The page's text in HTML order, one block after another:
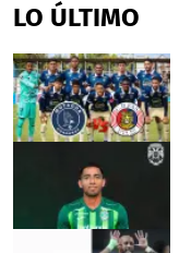
LO ÚLTIMO